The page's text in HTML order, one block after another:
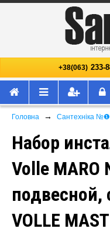
+38(063) 233-
Головна → Сантехніка №❶
Набор
Volle MARO
подвесной,
VOLLE